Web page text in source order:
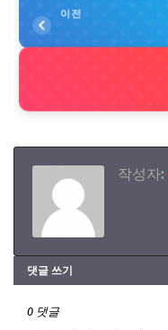
이전
작성자:
댓글 쓰기
0 댓글